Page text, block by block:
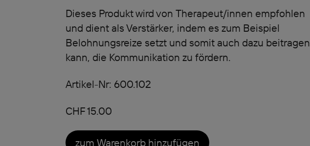
Dieses Produkt wird von Therapeut/innen empfohlen
und dient als Verstärker, indem es zum Beispiel
Belohnungsreize setzt und somit auch dazu beitragen
kann, die Kommunikation zu fördern.
Artikel-Nr: 600.102
CHF 15.00
zum Warenkorb hinzufügen